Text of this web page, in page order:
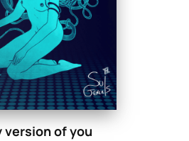
version of you